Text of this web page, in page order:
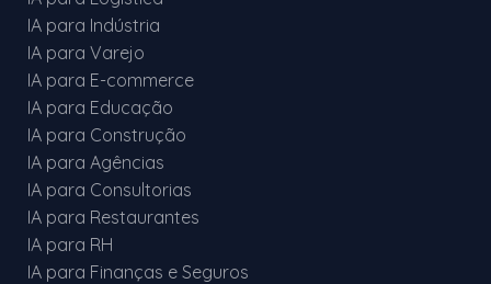
IA para Indústria
IA para Varejo
IA para E-commerce
IA para Educação
IA para Construção
IA para Agências
IA para Consultorias
IA para Restaurantes
IA para RH
IA para Finanças e Seguros